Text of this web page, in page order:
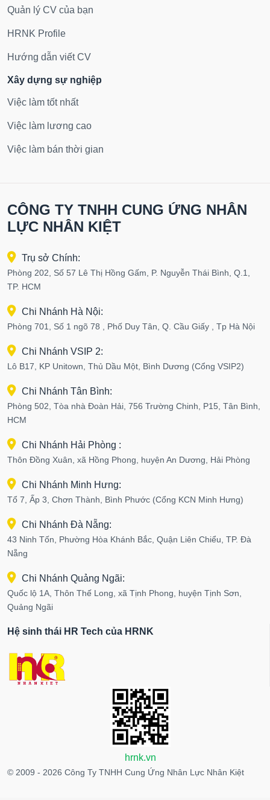
Quản lý CV của bạn
HRNK Profile
Hướng dẫn viết CV
Xây dựng sự nghiệp
Việc làm tốt nhất
Việc làm lương cao
Việc làm bán thời gian
CÔNG TY TNHH CUNG ỨNG NHÂN
LỰC NHÂN KIỆT
Trụ sở Chính:
Phòng 202, Số 57 Lê Thị Hồng Gấm, P. Nguyễn Thái Bình, Q.1,
TP. HCM
Chi Nhánh Hà Nội:
Phòng 701, Số 1 ngõ 78 , Phố Duy Tân, Q. Cầu Giấy , Tp Hà Nội
Chi Nhánh VSIP 2:
Lô B17, KP Unitown, Thủ Dầu Một, Bình Dương (Cổng VSIP2)
Chi Nhánh Tân Bình:
Phòng 502, Tòa nhà Đoàn Hải, 756 Trường Chinh, P15, Tân Bình,
HCM
Chi Nhánh Hải Phòng :
Thôn Đồng Xuân, xã Hồng Phong, huyện An Dương, Hải Phòng
Chi Nhánh Minh Hưng:
Tổ 7, Ấp 3, Chơn Thành, Bình Phước (Cổng KCN Minh Hưng)
Chi Nhánh Đà Nẵng:
43 Ninh Tốn, Phường Hòa Khánh Bắc, Quận Liên Chiểu, TP. Đà
Nẵng
Chi Nhánh Quảng Ngãi:
Quốc lộ 1A, Thôn Thế Long, xã Tịnh Phong, huyện Tịnh Sơn,
Quảng Ngãi
Hệ sinh thái HR Tech của HRNK
hrnk.vn
© 2009 - 2026 Công Ty TNHH Cung Ứng Nhân Lực Nhân Kiệt